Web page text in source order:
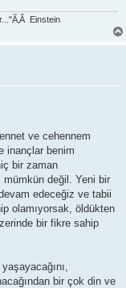
Einstein
ve cehennem
inançlar benim
bir zaman
mümkün değil. Yeni bir
edeceğiz ve tabii
olamıyorsak, öldükten
bir fikre sahip
bir çok din ve